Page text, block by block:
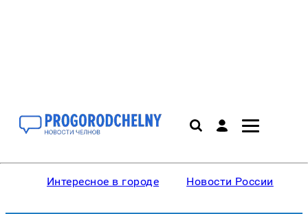
Интересное в городе Новости России